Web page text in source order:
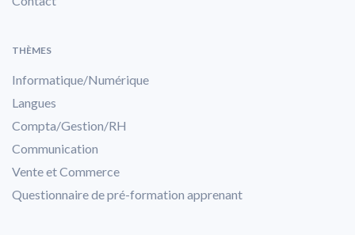
THÈMES
Informatique/Numérique
Langues
Compta/Gestion/RH
Communication
Vente et Commerce
Questionnaire de pré-formation apprenant